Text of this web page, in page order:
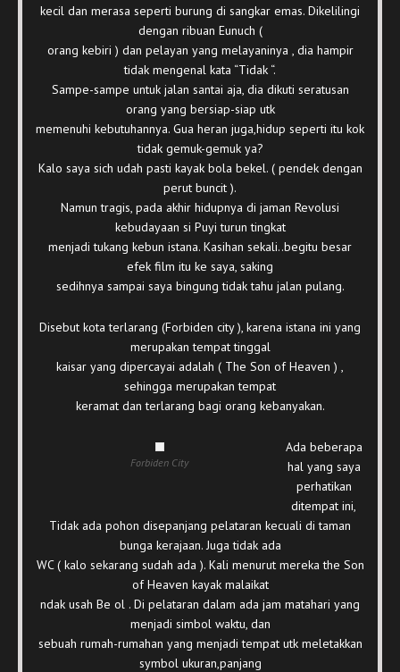
kecil dan merasa seperti burung di sangkar emas. Dikelilingi
dengan ribuan Eunuch (
orang kebiri ) dan pelayan yang melayaninya , dia hampir
tidak mengenal kata “Tidak “.
Sampe-sampe untuk jalan santai aja, dia dikuti seratusan
orang yang bersiap-siap utk
memenuhi kebutuhannya. Gua heran juga,hidup seperti itu kok
tidak gemuk-gemuk ya?
Kalo saya sich udah pasti kayak bola bekel. ( pendek dengan
perut buncit ).
Namun tragis, pada akhir hidupnya di jaman Revolusi
kebudayaan si Puyi turun tingkat
menjadi tukang kebun istana. Kasihan sekali..begitu besar
efek film itu ke saya, saking
sedihnya sampai saya bingung tidak tahu jalan pulang.
Disebut kota terlarang (Forbiden city ), karena istana ini yang
merupakan tempat tinggal
kaisar yang dipercayai adalah ( The Son of Heaven ) ,
sehingga merupakan tempat
keramat dan terlarang bagi orang kebanyakan.
Forbiden City
Ada beberapa
hal yang saya
perhatikan
ditempat ini,
Tidak ada pohon disepanjang pelataran kecuali di taman
bunga kerajaan. Juga tidak ada
WC ( kalo sekarang sudah ada ). Kali menurut mereka the Son
of Heaven kayak malaikat
ndak usah Be ol . Di pelataran dalam ada jam matahari yang
menjadi simbol waktu, dan
sebuah rumah-rumahan yang menjadi tempat utk meletakkan
symbol ukuran,panjang